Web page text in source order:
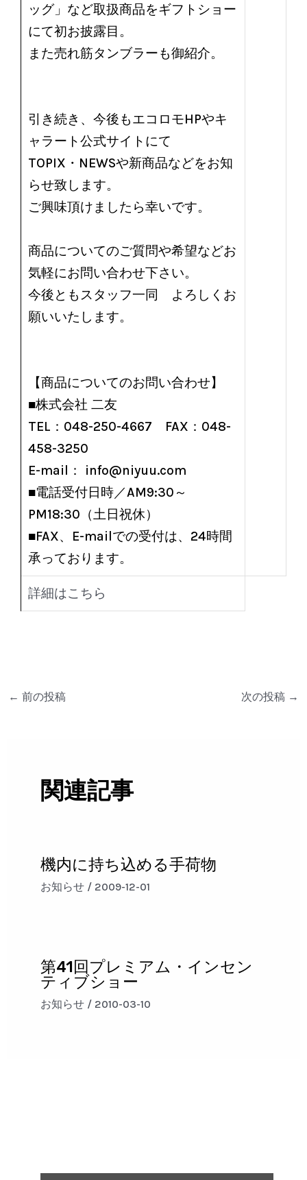
ッグ」など取扱商品をギフトショー
にて初お披露目。
また売れ筋タンブラーも御紹介。
引き続き、今後もエコロモHPやキ
ャラート公式サイトにて
TOPIX・NEWSや新商品などをお知
らせ致します。
ご興味頂けましたら幸いです。
商品についてのご質問や希望などお
気軽にお問い合わせ下さい。
今後ともスタッフ一同 よろしくお
願いいたします。
【商品についてのお問い合わせ】
■株式会社 二友
TEL：048-250-4667 FAX：048-
458-3250
E-mail： info@niyuu.com
■電話受付日時／AM9:30～
PM18:30（土日祝休）
■FAX、E-mailでの受付は、24時間
承っております。
詳細はこちら
← 前の投稿 次の投稿 →
関連記事
機内に持ち込める手荷物
お知らせ / 2009-12-01
第41回プレミアム・インセン
ティブショー
お知らせ / 2010-03-10